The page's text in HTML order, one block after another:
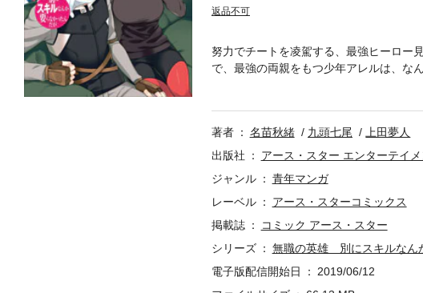
返品不可
努力でチートを凌駕する、最強ヒーロー
で、最強の両親をもつ少年アレルは、な
すればいい。その思いを胸に、アレルは
著者 名苗秋緒 九頭七尾
上田夢人
出版社
アース・スター エンターテイメ
ジャンル
青年マンガ
レーベル
アース・スターコミックス
掲載誌
コミック アース・スター
シリーズ
無職の英雄 別にスキルなん
電子版配信開始日
2019/06/12